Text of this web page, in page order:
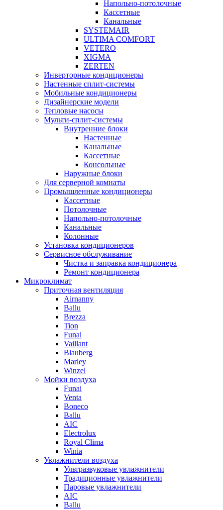
Напольно-потолочные
Кассетные
Канальные
SYSTEMAIR
ULTIMA COMFORT
VETERO
XIGMA
ZERTEN
Инверторные кондиционеры
Настенные сплит-системы
Мобильные кондиционеры
Дизайнерские модели
Тепловые насосы
Мульти-сплит-системы
Внутренние блоки
Настенные
Канальные
Кассетные
Консольные
Наружные блоки
Для серверной комнаты
Промышленные кондиционеры
Кассетные
Потолочные
Напольно-потолочные
Канальные
Колонные
Установка кондиционеров
Сервисное обслуживание
Чистка и заправка кондиционера
Ремонт кондиционера
Микроклимат
Приточная вентиляция
Airnanny
Ballu
Brezza
Tion
Funai
Vaillant
Blauberg
Marley
Winzel
Мойки воздуха
Funai
Venta
Boneco
Ballu
AIC
Electrolux
Royal Clima
Winia
Увлажнители воздуха
Ультразвуковые увлажнители
Традиционные увлажнители
Паровые увлажнители
AIC
Ballu